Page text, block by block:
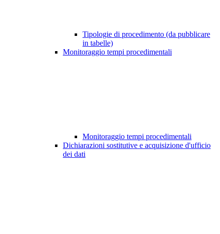
Tipologie di procedimento (da pubblicare
in tabelle)
Monitoraggio tempi procedimentali
Monitoraggio tempi procedimentali
Dichiarazioni sostitutive e acquisizione d'ufficio
dei dati